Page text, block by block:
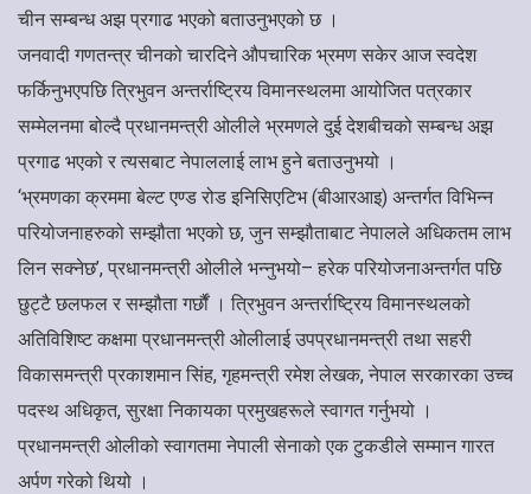
चीन सम्बन्ध अझ प्रगाढ भएको बताउनुभएको छ ।
जनवादी गणतन्त्र चीनको चारदिने औपचारिक भ्रमण सकेर आज स्वदेश
फर्किनुभएपछि त्रिभुवन अन्तर्राष्ट्रिय विमानस्थलमा आयोजित पत्रकार
सम्मेलनमा बोल्दै प्रधानमन्त्री ओलीले भ्रमणले दुई देशबीचको सम्बन्ध अझ
प्रगाढ भएको र त्यसबाट नेपाललाई लाभ हुने बताउनुभयो ।
‘भ्रमणका क्रममा बेल्ट एण्ड रोड इनिसिएटिभ (बीआरआइ) अन्तर्गत विभिन्न
परियोजनाहरुको सम्झौता भएको छ, जुन सम्झौताबाट नेपालले अधिकतम लाभ
लिन सक्नेछ’, प्रधानमन्त्री ओलीले भन्नुभयो– हरेक परियोजनाअन्तर्गत पछि
छुट्टै छलफल र सम्झौता गर्छौं । त्रिभुवन अन्तर्राष्ट्रिय विमानस्थलको
अतिविशिष्ट कक्षमा प्रधानमन्त्री ओलीलाई उपप्रधानमन्त्री तथा सहरी
विकासमन्त्री प्रकाशमान सिंह, गृहमन्त्री रमेश लेखक, नेपाल सरकारका उच्च
पदस्थ अधिकृत, सुरक्षा निकायका प्रमुखहरूले स्वागत गर्नुभयो ।
प्रधानमन्त्री ओलीको स्वागतमा नेपाली सेनाको एक टुकडीले सम्मान गारत
अर्पण गरेको थियो ।